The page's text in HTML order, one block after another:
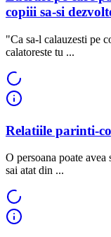
copiii sa-si
"Ca sa-l calauzesti pe
calatoreste tu ...
Relatiile parinti-
O persoana poate
sai atat din ...